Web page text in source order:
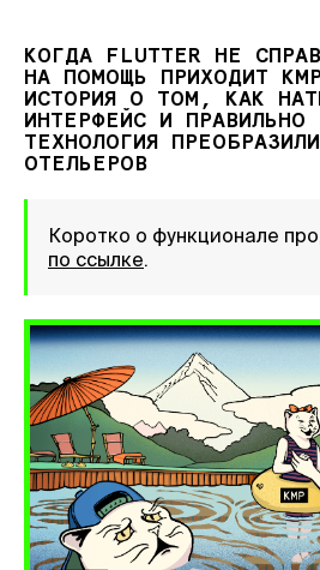
КОГДА FLUTTER НЕ
НА ПОМОЩЬ ПРИХОДИТ
ИСТОРИЯ О ТОМ, КАК
ИНТЕРФЕЙС И ПРАВИЛЬНО
ТЕХНОЛОГИЯ
ОТЕЛЬЕРОВ
Коротко о функционале
по ссылке.